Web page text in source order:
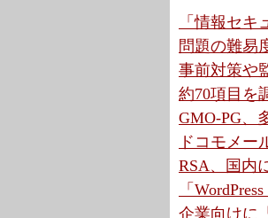
「情報セ
問題の難易
事前対策や
約70項目を
GMO-PG、
ドコモメー
RSA、国内
「
企業向けに